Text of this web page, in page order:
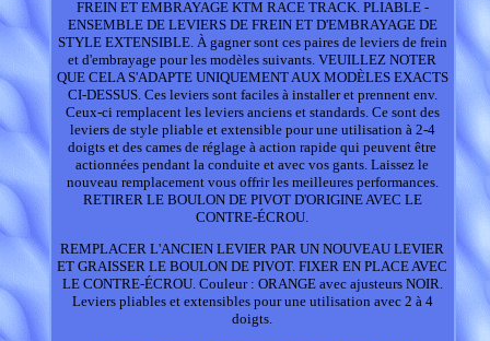
FREIN ET EMBRAYAGE KTM RACE TRACK. PLIABLE -
ENSEMBLE DE LEVIERS DE FREIN ET D'EMBRAYAGE DE
STYLE EXTENSIBLE. À gagner sont ces paires de leviers de frein
et d'embrayage pour les modèles suivants. VEUILLEZ NOTER
QUE CELA S'ADAPTE UNIQUEMENT AUX MODÈLES EXACTS
CI-DESSUS. Ces leviers sont faciles à installer et prennent env.
Ceux-ci remplacent les leviers anciens et standards. Ce sont des
leviers de style pliable et extensible pour une utilisation à 2-4
doigts et des cames de réglage à action rapide qui peuvent être
actionnées pendant la conduite et avec vos gants. Laissez le
nouveau remplacement vous offrir les meilleures performances.
RETIRER LE BOULON DE PIVOT D'ORIGINE AVEC LE
CONTRE-ÉCROU.
REMPLACER L'ANCIEN LEVIER PAR UN NOUVEAU LEVIER
ET GRAISSER LE BOULON DE PIVOT. FIXER EN PLACE AVEC
LE CONTRE-ÉCROU. Couleur : ORANGE avec ajusteurs NOIR.
Leviers pliables et extensibles pour une utilisation avec 2 à 4
doigts.